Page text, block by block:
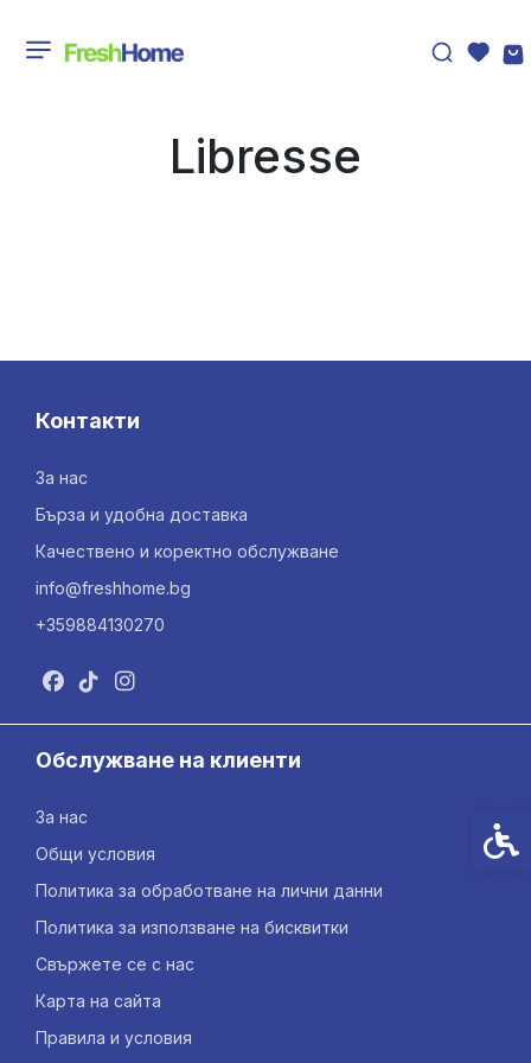
Libresse
Контакти
За нас
Бърза и удобна доставка
Качествено и коректно обслужване
info@freshhome.bg
+359884130270
Обслужване на клиенти
За нас
Общи условия
Политика за обработване на лични данни
Политика за използване на бисквитки
Свържете се с нас
Карта на сайта
Правила и условия